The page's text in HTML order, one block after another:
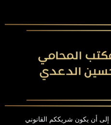
إلى أن يكون شريككم القانوني